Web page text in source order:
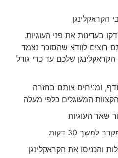
את פני העוגיות.
לוודא שהסוכר נצמד
שלכם עד כדי גודל
ומניחים אותם בחזרה
המעוגלים כלפי מעלה
העוגיות
30 דקות
175 מעלות והכניסו את הקראקלינגן